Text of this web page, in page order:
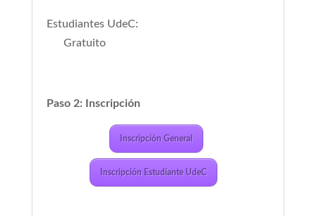
Estudiantes UdeC:
Gratuito
Paso 2: Inscripción
Inscripción General
Inscripción Estudiante UdeC